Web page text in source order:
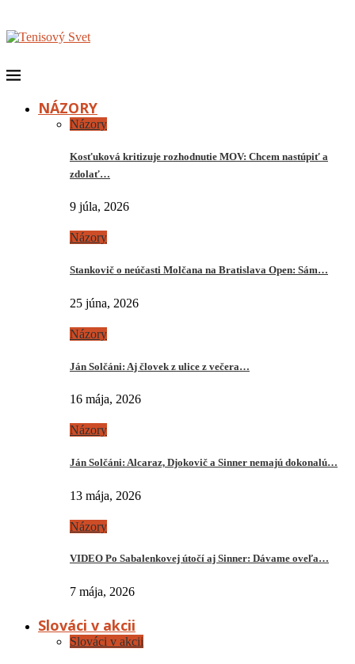
NÁZORY
Názory
Kosťuková kritizuje rozhodnutie MOV: Chcem nastúpiť a
zdolať…
9 júla, 2026
Názory
Stankovič o neúčasti Molčana na Bratislava Open: Sám…
25 júna, 2026
Názory
Ján Solčáni: Aj človek z ulice z večera…
16 mája, 2026
Názory
Ján Solčáni: Alcaraz, Djokovič a Sinner nemajú dokonalú…
13 mája, 2026
Názory
VIDEO Po Sabalenkovej útočí aj Sinner: Dávame oveľa…
7 mája, 2026
Slováci v akcii
Slováci v akcii